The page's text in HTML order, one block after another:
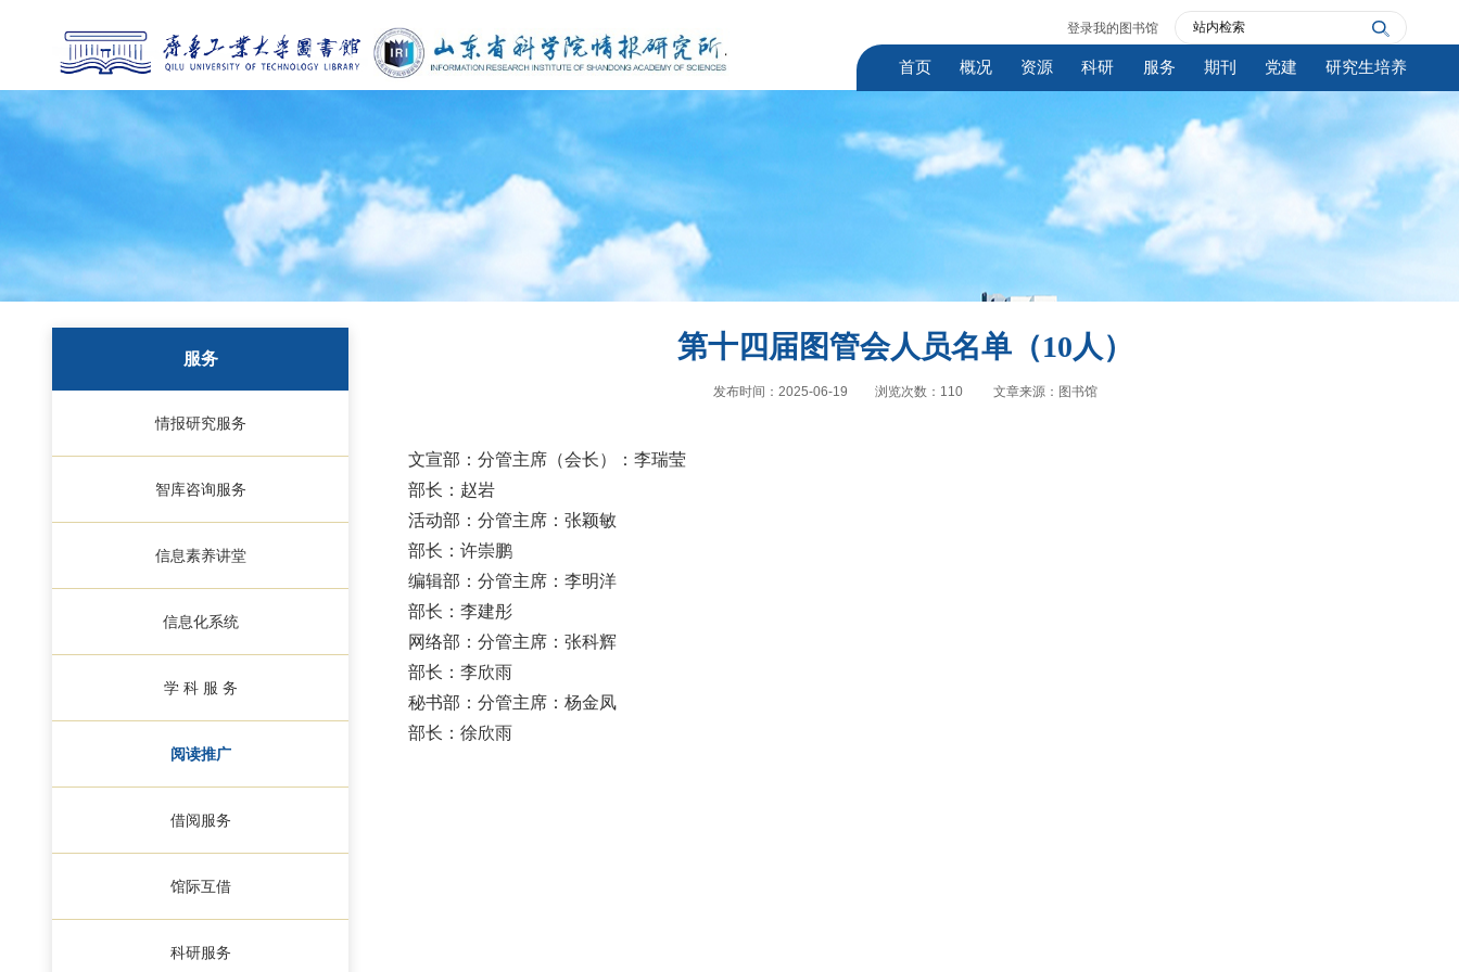
登录我的图书馆
首页 概况 资源 科研 服务 期刊 党建 研究生培养
服务
情报研究服务
智库咨询服务
信息素养讲堂
信息化系统
学 科 服 务
阅读推广
借阅服务
馆际互借
科研服务
第十四届图管会人员名单（10人）
发布时间：2025-06-19 浏览次数： 110 文章来源：图书馆
文宣部：分管主席（会长）：李瑞莹
部长：赵岩
活动部：分管主席：张颖敏
部长：许崇鹏
编辑部：分管主席：李明洋
部长：李建彤
网络部：分管主席：张科辉
部长：李欣雨
秘书部：分管主席：杨金凤
部长：徐欣雨